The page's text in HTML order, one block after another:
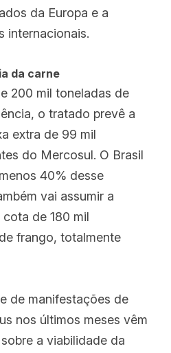
da Europa e a
internacionais.
da carne
200 mil toneladas de
o tratado prevê a
extra de 99 mil
do Mercosul. O Brasil
40% desse
vai assumir a
de 180 mil
frango, totalmente
de manifestações de
nos últimos meses vêm
a viabilidade da